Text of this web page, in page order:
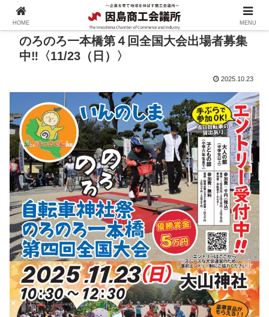
のろのろ一本橋第４回全国大会出場者募集
中‼〈11/23（日）〉
2025.10.23
HOME MENU